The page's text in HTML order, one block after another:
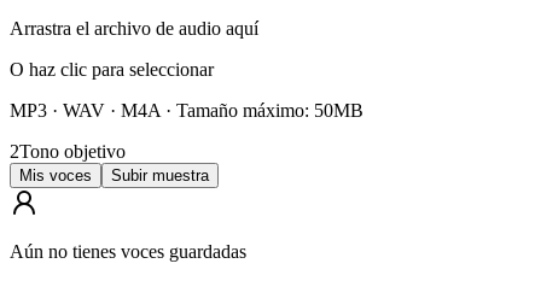
Arrastra el archivo de audio aquí
O haz clic para seleccionar
MP3 · WAV · M4A · Tamaño máximo: 50MB
2Tono objetivo
Mis voces Subir muestra
Aún no tienes voces guardadas